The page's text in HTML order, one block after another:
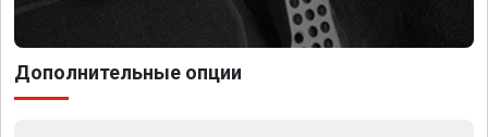
Дополнительные опции